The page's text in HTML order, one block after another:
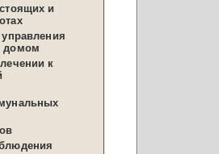
и
домом
к